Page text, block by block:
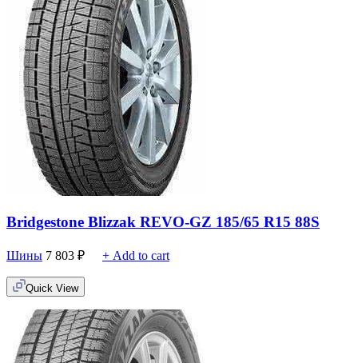
Bridgestone Blizzak REVO-GZ 185/65 R15 88S
Шины 7 803 ₽ + Add to cart
Quick View